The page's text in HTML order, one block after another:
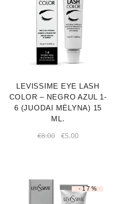
LEVISSIME EYE LASH
COLOR – NEGRO AZUL 1-
6 (JUODAI MĖLYNA) 15
ML.
€8.00 €5.00
-17%